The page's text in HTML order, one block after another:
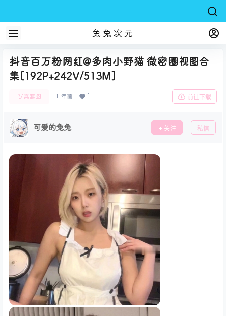
兔兔次元
抖音百万粉网红@多肉小野猫 微密圈视图合
集[192P+242V/513M]
写真套图 1 年前 1 前往下载
可爱的兔兔 关注 私信